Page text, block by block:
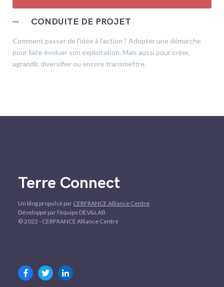
─ CONDUITE DE PROJET
Comment passer de l’idée à l’action ? Adopter une démarche
pour faire évoluer son exploitation. Mais aussi pour créer,
agrandir, diversifier ou encore transmettre.
Terre Connect
Un blog propulsé par CERFRANCE Alliance Centre
Développé par l'équipe DEV&LAB
© 2022 - CERFRANCE Alliance Centre